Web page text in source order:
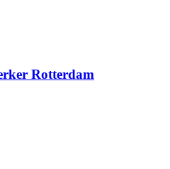
Rotterdam